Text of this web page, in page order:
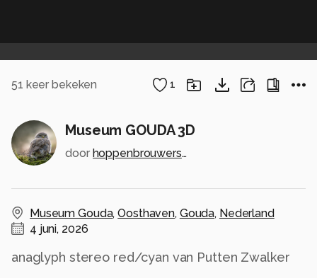
51 keer bekeken 1
Museum GOUDA 3D
door hoppenbrouwers-1
Museum Gouda,Oosthaven, Gouda, Nederland
4 juni, 2026
anaglyph stereo red/cyan van Putten Zwalker